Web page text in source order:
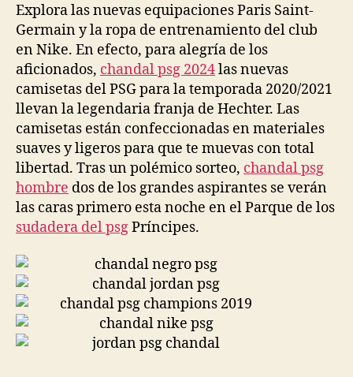
Explora las nuevas equipaciones Paris Saint-
Germain y la ropa de entrenamiento del club
en Nike. En efecto, para alegría de los
aficionados, chandal psg 2024las nuevas
camisetas del PSG para la temporada 2020/2021
llevan la legendaria franja de Hechter. Las
camisetas están confeccionadas en materiales
suaves y ligeros para que te muevas con total
libertad. Tras un polémico sorteo, chandal psg
hombre dos de los grandes aspirantes se verán
las caras primero esta noche en el Parque de los
sudadera del psgPríncipes.